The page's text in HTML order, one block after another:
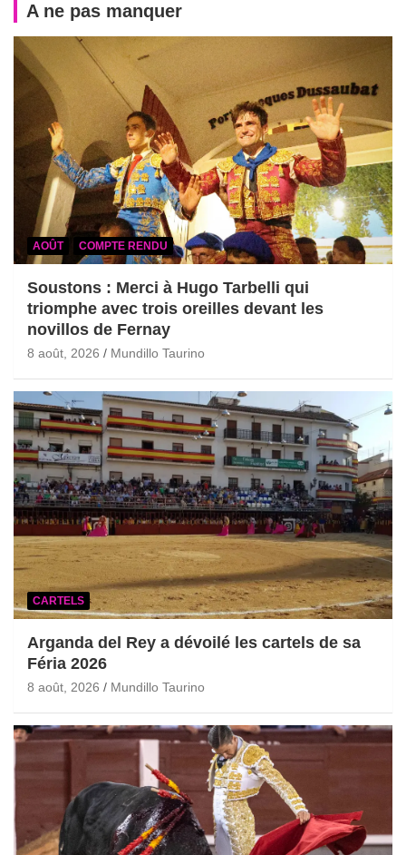
A ne pas manquer
AOÛT COMPTE RENDU
Soustons : Merci à Hugo Tarbelli qui
triomphe avec trois oreilles devant les
novillos de Fernay
8 août, 2026 Mundillo Taurino
CARTELS
Arganda del Rey a dévoilé les cartels de sa
Féria 2026
8 août, 2026 Mundillo Taurino